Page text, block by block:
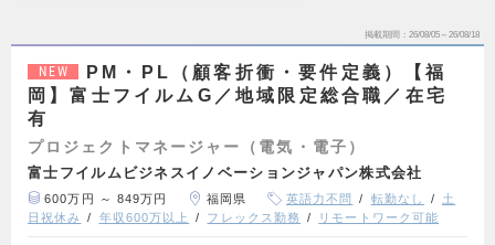
掲載期間 26/08/05～26/08/18
NEW
PM・PL（顧客折衝・要件定義）【福
岡】富士フイルムG／地域限定総合職／在宅
有
プロジェクトマネージャー（電気・電子）
富士フイルムビジネスイノベーションジャパン株式会社
600万円 ～ 849万円 福岡県 英語力不問 転勤なし
土
日祝休み
年収600万以上 フレックス勤務 リモートワーク可能